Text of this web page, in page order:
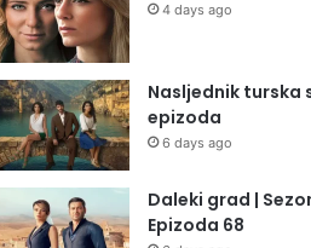
4 days ago
Nasljednik turska
epizoda
6 days ago
Daleki grad |
Epizoda 68